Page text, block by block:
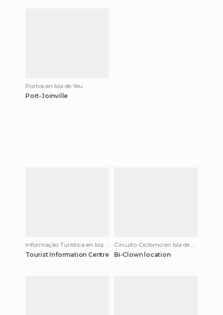
Portos en Isla de Yeu
Port-Joinville
Informação Turística en Isla de Yeu
Tourist Information Centre
Circuito Ciclismo en Isla de Yeu
Bi-Clown location